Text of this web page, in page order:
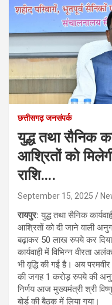
छत्तीसगढ़ जनसंपर्क
युद्ध तथा सैनिक
आश्रितों को
राशि….
September 15, 2025
रायपुर:युद्ध तथा सैनिक
आश्रितों को दी जाने वाली
बढ़ाकर 50 लाख रुपये कर
कार्यवाही में विभिन्न वीरता
भी वृद्धि की गई है। अब
की जगह 1 करोड़ रुपये की
निर्णय आज मुख्यमंत्री श्री
बोर्ड की बैठक में लिया गया।